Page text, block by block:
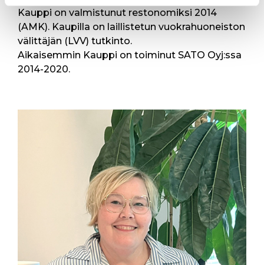
Kauppi on valmistunut restonomiksi 2014
(AMK). Kaupilla on laillistetun vuokrahuoneiston
välittäjän (LVV) tutkinto.
Aikaisemmin Kauppi on toiminut SATO Oyj:ssa
2014-2020.